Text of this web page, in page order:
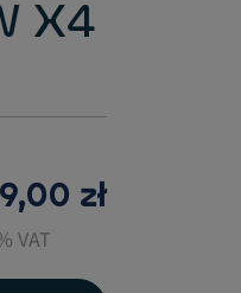
X4
zł
VAT